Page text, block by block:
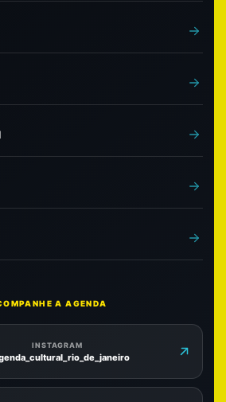
A AGENDA
INSTAGRAM